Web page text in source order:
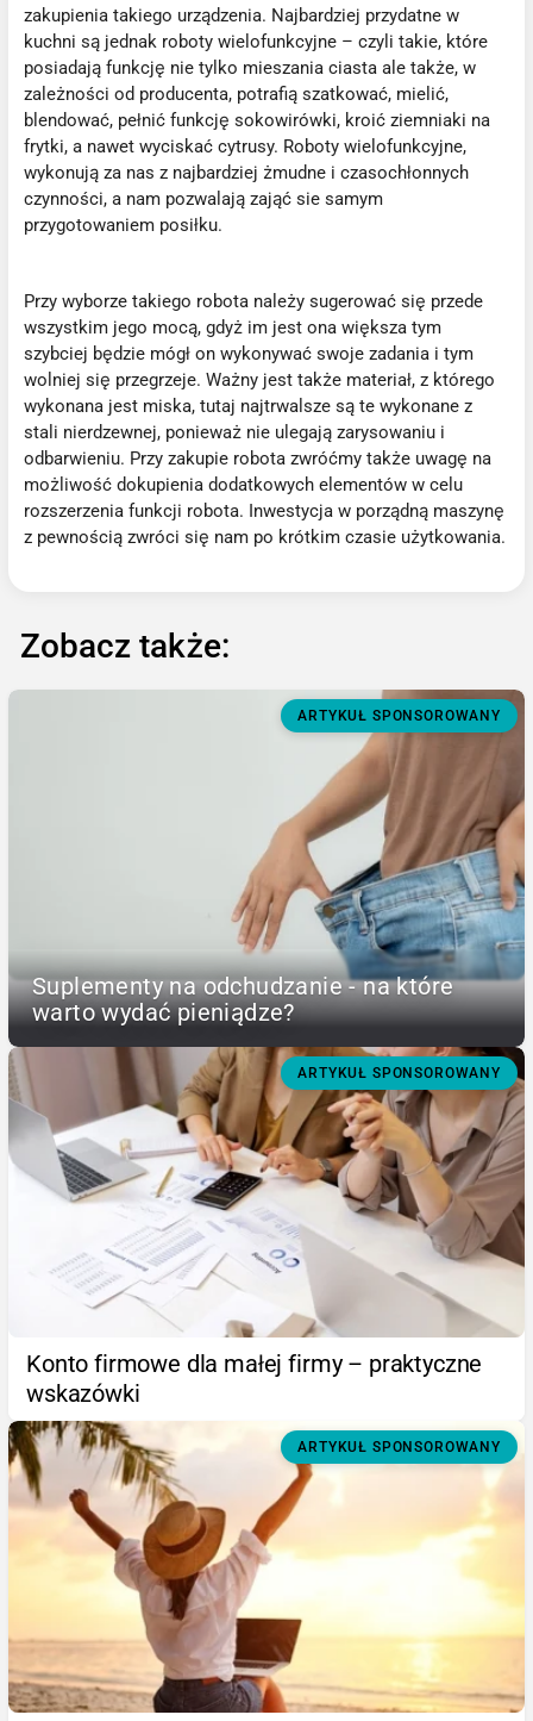
zakupienia takiego urządzenia. Najbardziej przydatne w
kuchni są jednak roboty wielofunkcyjne – czyli takie, które
posiadają funkcję nie tylko mieszania ciasta ale także, w
zależności od producenta, potrafią szatkować, mielić,
blendować, pełnić funkcję sokowirówki, kroić ziemniaki na
frytki, a nawet wyciskać cytrusy. Roboty wielofunkcyjne,
wykonują za nas z najbardziej żmudne i czasochłonnych
czynności, a nam pozwalają zająć sie samym
przygotowaniem posiłku.
Przy wyborze takiego robota należy sugerować się przede
wszystkim jego mocą, gdyż im jest ona większa tym
szybciej będzie mógł on wykonywać swoje zadania i tym
wolniej się przegrzeje. Ważny jest także materiał, z którego
wykonana jest miska, tutaj najtrwalsze są te wykonane z
stali nierdzewnej, ponieważ nie ulegają zarysowaniu i
odbarwieniu. Przy zakupie robota zwróćmy także uwagę na
możliwość dokupienia dodatkowych elementów w celu
rozszerzenia funkcji robota. Inwestycja w porządną maszynę
z pewnością zwróci się nam po krótkim czasie użytkowania.
Zobacz także:
ARTYKUŁ SPONSOROWANY
Suplementy na odchudzanie - na które
warto wydać pieniądze?
ARTYKUŁ SPONSOROWANY
Konto firmowe dla małej firmy – praktyczne
wskazówki
ARTYKUŁ SPONSOROWANY